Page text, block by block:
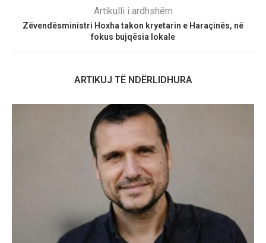
Artikulli i ardhshëm
Zëvendësministri Hoxha takon kryetarin e Haraçinës, në
fokus bujqësia lokale
ARTIKUJ TË NDËRLIDHURA